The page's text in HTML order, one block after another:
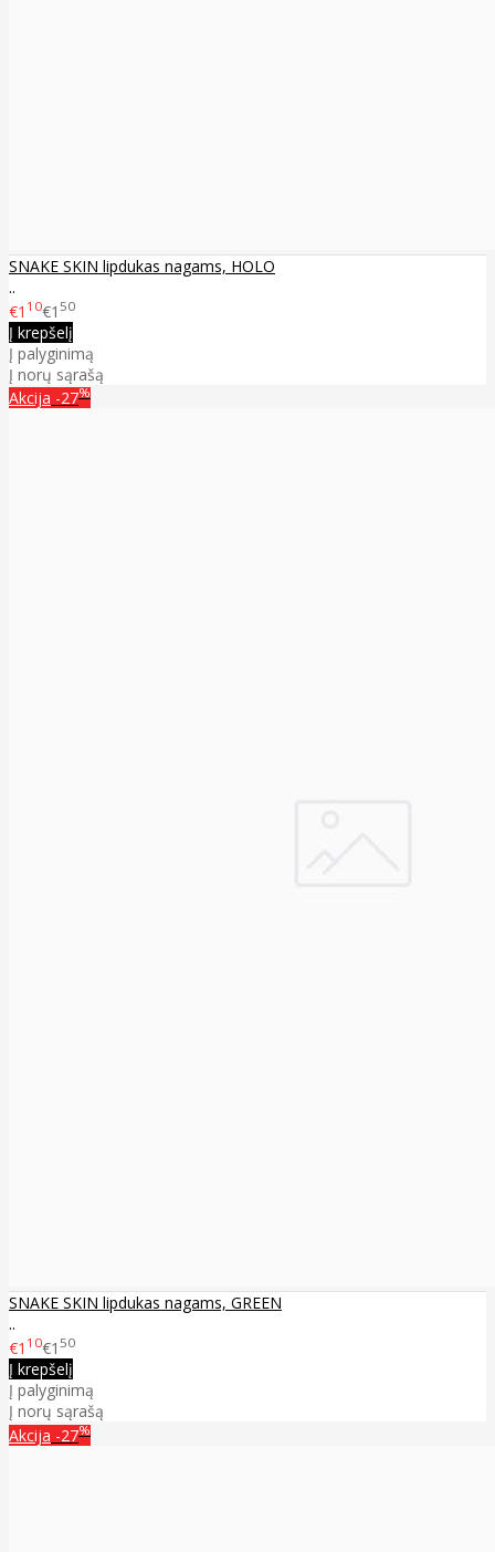
SNAKE SKIN lipdukas nagams, HOLO
..
€1 10€1 50
Į krepšelį
Į palyginimą
Į norų sąrašą
Akcija -27%
SNAKE SKIN lipdukas nagams, GREEN
..
€1 10€1 50
Į krepšelį
Į palyginimą
Į norų sąrašą
Akcija -27%